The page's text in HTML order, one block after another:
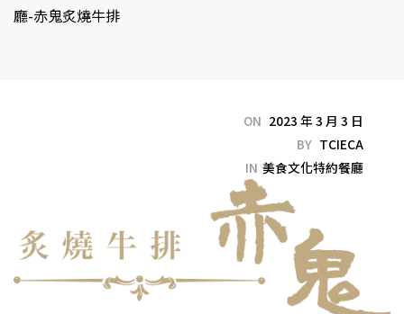
廳-赤鬼炙燒牛排
ON 2023 年 3 月 3 日
BY TCIECA
IN 美食文化特約餐廳